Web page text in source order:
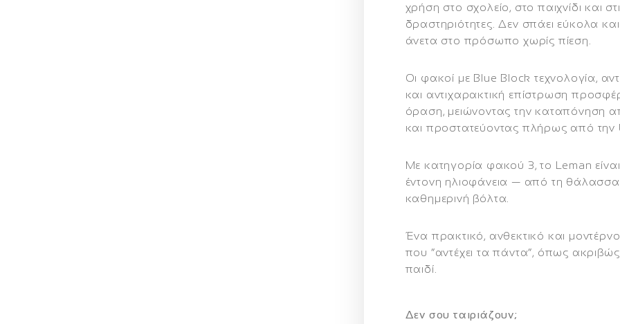
χρήση στο σχολείο, στο παιχνίδι και
δραστηριότητες. Δεν σπάει εύκολα
άνετα στο πρόσωπο χωρίς πίεση.
Οι φακοί με Blue Block τεχνολογία,
και αντιχαρακτική επίστρωση
όραση, μειώνοντας την καταπόνηση
και προστατεύοντας πλήρως από την
Με κατηγορία φακού 3, το Leman είναι
έντονη ηλιοφάνεια — από τη θάλασσα
καθημερινή βόλτα.
Ένα πρακτικό, ανθεκτικό και
που “αντέχει τα πάντα”, όπως ακριβώς
παιδί.
Δεν σου ταιριάζουν;